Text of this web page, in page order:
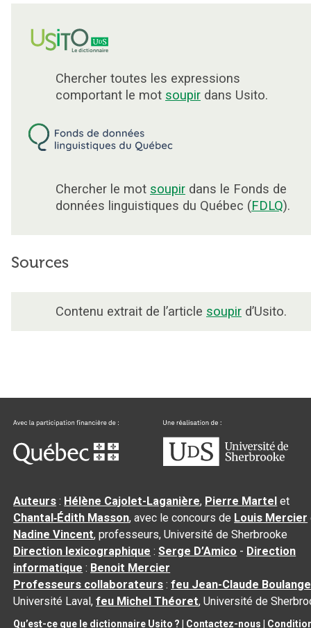
Chercher toutes les expressions
comportant le mot soupir dans Usito.
Chercher le mot soupir dans le Fonds de
données linguistiques du Québec (FDLQ).
Sources
Contenu extrait de l’article soupir d’Usito.
Auteurs : Hélène Cajolet-Laganière, Pierre Martel et
Chantal‑Édith Masson, avec le concours de Louis Mercier
Nadine Vincent, professeurs, Université de Sherbrooke
Direction lexicographique :Serge D’Amico - Direction
informatique : Benoit Mercier
Professeurs collaborateurs :feu Jean-Claude
Université Laval,feu Michel Théoret, Université de
Qu’est-ce que le dictionnaire Usito ? Contactez-nous